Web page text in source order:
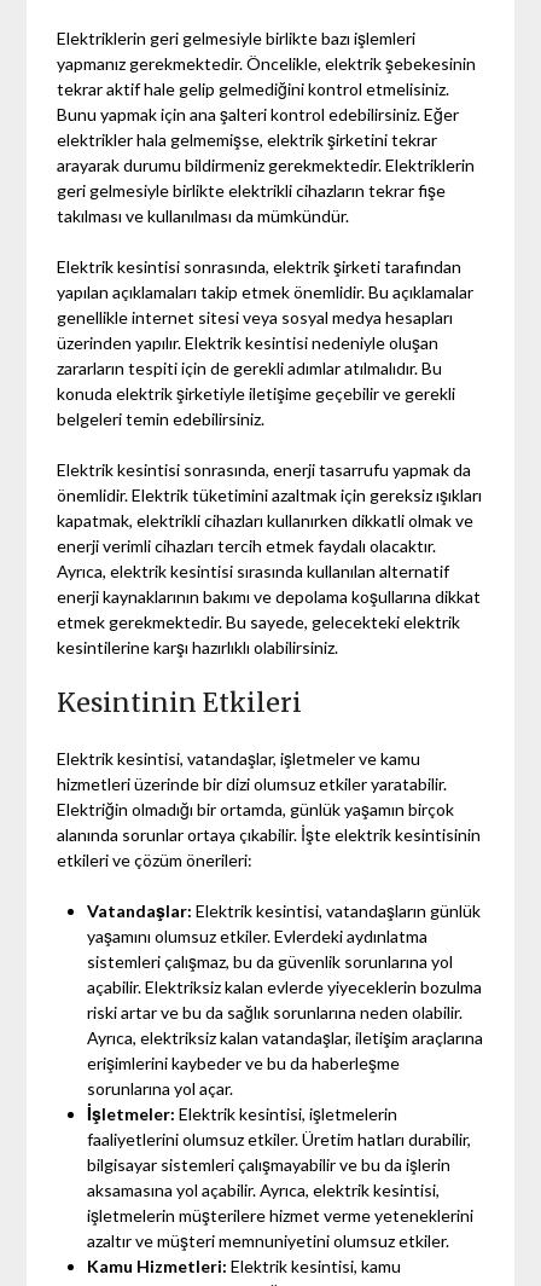
Elektriklerin geri gelmesiyle birlikte bazı işlemleri
yapmanız gerekmektedir. Öncelikle, elektrik şebekesinin
tekrar aktif hale gelip gelmediğini kontrol etmelisiniz.
Bunu yapmak için ana şalteri kontrol edebilirsiniz. Eğer
elektrikler hala gelmemişse, elektrik şirketini tekrar
arayarak durumu bildirmeniz gerekmektedir. Elektriklerin
geri gelmesiyle birlikte elektrikli cihazların tekrar fişe
takılması ve kullanılması da mümkündür.
Elektrik kesintisi sonrasında, elektrik şirketi tarafından
yapılan açıklamaları takip etmek önemlidir. Bu açıklamalar
genellikle internet sitesi veya sosyal medya hesapları
üzerinden yapılır. Elektrik kesintisi nedeniyle oluşan
zararların tespiti için de gerekli adımlar atılmalıdır. Bu
konuda elektrik şirketiyle iletişime geçebilir ve gerekli
belgeleri temin edebilirsiniz.
Elektrik kesintisi sonrasında, enerji tasarrufu yapmak da
önemlidir. Elektrik tüketimini azaltmak için gereksiz ışıkları
kapatmak, elektrikli cihazları kullanırken dikkatli olmak ve
enerji verimli cihazları tercih etmek faydalı olacaktır.
Ayrıca, elektrik kesintisi sırasında kullanılan alternatif
enerji kaynaklarının bakımı ve depolama koşullarına dikkat
etmek gerekmektedir. Bu sayede, gelecekteki elektrik
kesintilerine karşı hazırlıklı olabilirsiniz.
Kesintinin Etkileri
Elektrik kesintisi, vatandaşlar, işletmeler ve kamu
hizmetleri üzerinde bir dizi olumsuz etkiler yaratabilir.
Elektriğin olmadığı bir ortamda, günlük yaşamın birçok
alanında sorunlar ortaya çıkabilir. İşte elektrik kesintisinin
etkileri ve çözüm önerileri:
Vatandaşlar: Elektrik kesintisi, vatandaşların günlük
yaşamını olumsuz etkiler. Evlerdeki aydınlatma
sistemleri çalışmaz, bu da güvenlik sorunlarına yol
açabilir. Elektriksiz kalan evlerde yiyeceklerin bozulma
riski artar ve bu da sağlık sorunlarına neden olabilir.
Ayrıca, elektriksiz kalan vatandaşlar, iletişim araçlarına
erişimlerini kaybeder ve bu da haberleşme
sorunlarına yol açar.
İşletmeler: Elektrik kesintisi, işletmelerin
faaliyetlerini olumsuz etkiler. Üretim hatları durabilir,
bilgisayar sistemleri çalışmayabilir ve bu da işlerin
aksamasına yol açabilir. Ayrıca, elektrik kesintisi,
işletmelerin müşterilere hizmet verme yeteneklerini
azaltır ve müşteri memnuniyetini olumsuz etkiler.
Kamu Hizmetleri: Elektrik kesintisi, kamu